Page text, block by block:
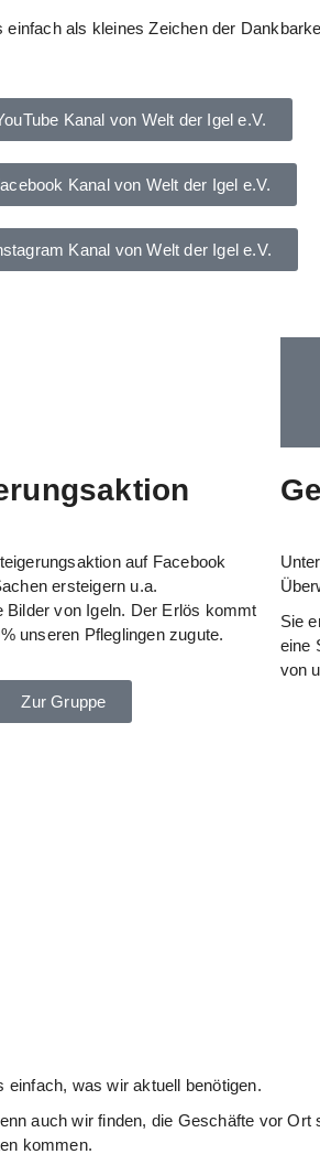
als kleines Zeichen der
Kanal von Welt der Igel e.V.
Kanal von Welt der Igel e.V.
Kanal von Welt der Igel e.V.
auf Facebook
ersteigern u.a.
Bilder von Igeln. Der Erlös kommt
unseren Pfleglingen zugute.
Zur Gruppe
Sie
eine
von
einfach, was wir aktuell benötigen.
auch wir finden, die Geschäfte vor
kommen.